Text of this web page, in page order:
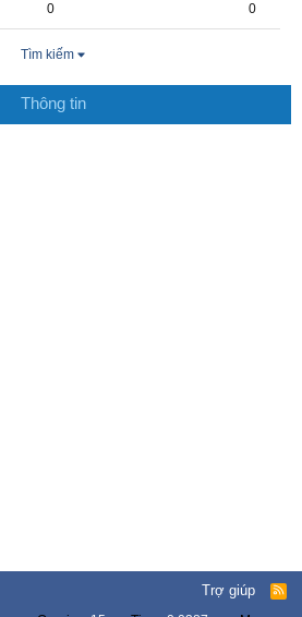
0 0
Tìm kiếm
Thông tin
Trợ giúp
R